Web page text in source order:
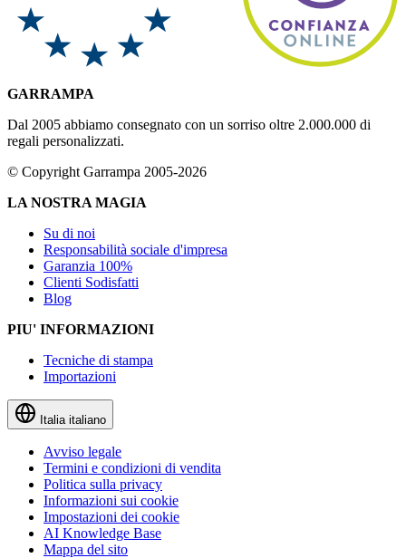
GARRAMPA
Dal 2005 abbiamo consegnato con un sorriso oltre 2.000.000 di
regali personalizzati.
© Copyright Garrampa 2005-2026
LA NOSTRA MAGIA
Su di noi
Responsabilità sociale d'impresa
Garanzia 100%
Clienti Sodisfatti
Blog
PIU' INFORMAZIONI
Tecniche di stampa
Importazioni
Italia italiano
Avviso legale
Termini e condizioni di vendita
Politica sulla privacy
Informazioni sui cookie
Impostazioni dei cookie
AI Knowledge Base
Mappa del sito